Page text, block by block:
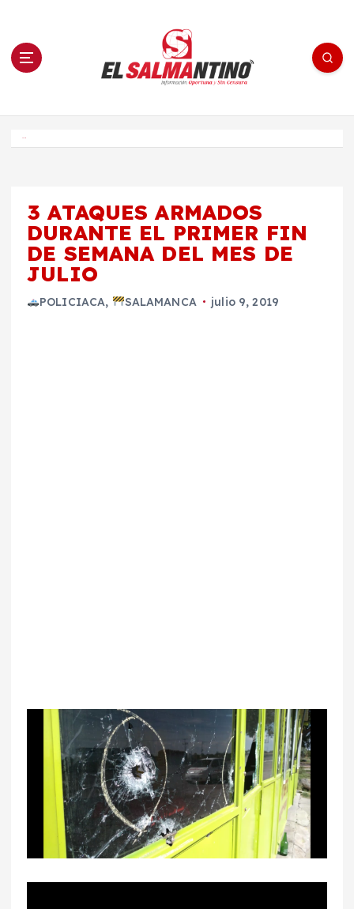
n El Salmantino - medios/noticias/editorial
3 ATAQUES ARMADOS
DURANTE EL PRIMER FIN
DE SEMANA DEL MES DE
JULIO
POLICIACA, SALAMANCA julio 9, 2019